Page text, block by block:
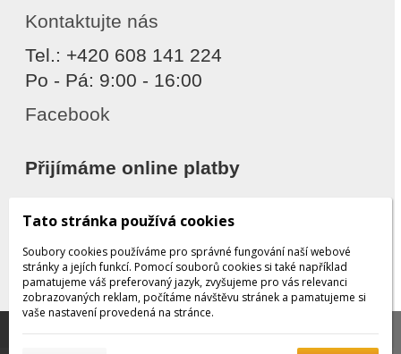
Kontaktujte nás
Tel.: +420 608 141 224
Po - Pá: 9:00 - 16:00
Facebook
Přijímáme online platby
Děkujeme za důvěru
pomáhají poskytovat služby. Používáním našich služeb
Tato stránka používá cookies
Soubory cookies používáme pro správné fungování naší webové
stránky a jejích funkcí. Pomocí souborů cookies si také například
pamatujeme váš preferovaný jazyk, zvyšujeme pro vás relevanci
zobrazovaných reklam, počítáme návštěvu stránek a pamatujeme si
vaše nastavení provedená na stránce.